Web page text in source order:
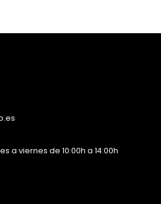
a viernes de 10:00h a 14:00h